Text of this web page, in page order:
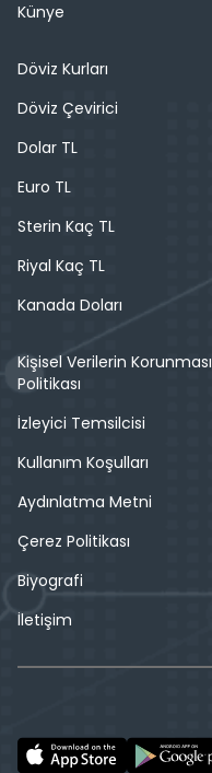
Künye
Döviz Kurları
Döviz Çevirici
Dolar TL
Euro TL
Sterin Kaç TL
Riyal Kaç TL
Kanada Doları
Kişisel Verilerin Korunması
Politikası
İzleyici Temsilcisi
Kullanım Koşulları
Aydınlatma Metni
Çerez Politikası
Biyografi
İletişim